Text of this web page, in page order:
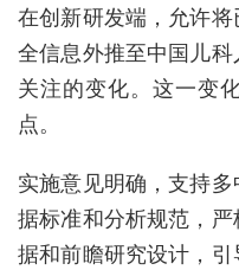
在创新研发端，允许
全信息外推至中国儿
关注的变化。这一变
点。
实施意见明确，支持
据标准和分析规范，
据和前瞻研究设计，